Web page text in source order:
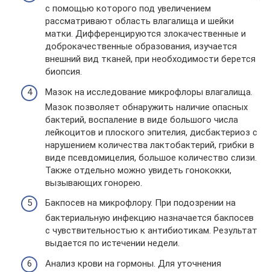
с помощью которого под увеличением
рассматривают область влагалища и шейки
матки. Дифференцируются злокачественные и
доброкачественные образования, изучается
внешний вид тканей, при необходимости берется
биопсия.
Мазок на исследование микрофлоры влагалища.
Мазок позволяет обнаружить наличие опасных
бактерий, воспаление в виде большого числа
лейкоцитов и плоского эпителия, дисбактериоз с
нарушением количества лактобактерий, грибки в
виде псевдомицелия, большое количество слизи.
Также отдельно можно увидеть гонококки,
вызывающих гонорею.
Бакпосев на микрофлору. При подозрении на
бактериальную инфекцию назначается бакпосев
с чувствительностью к антибиотикам. Результат
выдается по истечении недели.
Анализ крови на гормоны. Для уточнения